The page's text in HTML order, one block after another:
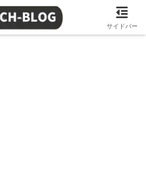
タイムセール
サイドバー